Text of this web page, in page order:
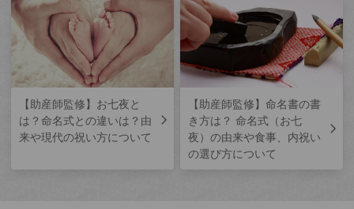
【助産師監修】お七夜と
は？命名式との違いは？由
来や現代の祝い方について
【助産師監修】命名書の書
き方は？ 命名式（お七
夜）の由来や食事、内祝い
の選び方について